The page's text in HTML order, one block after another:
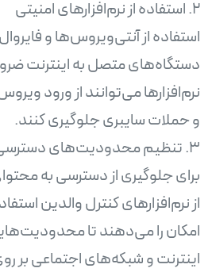
استفاده از آنتی‌ویروس‌ها و
دستگاه‌های متصل به اینترنت
نرم‌افزارها می‌توانند از ورود
برای جلوگیری از دسترسی به
از نرم‌افزارهای کنترل والدین
امکان را می‌دهند تا
اینترنت و شبکه‌های اجتماعی بر